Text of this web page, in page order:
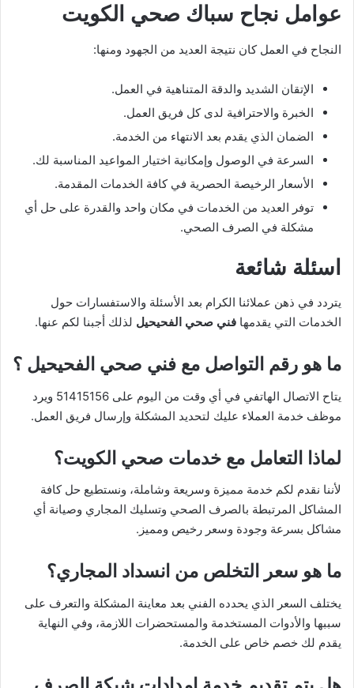
عوامل نجاح سباك صحي الكويت
النجاح في العمل كان نتيجة العديد من الجهود ومنها:
الإتقان الشديد والدقة المتناهية في العمل.
الخبرة والاحترافية لدى كل فريق العمل.
الضمان الذي يقدم بعد الانتهاء من الخدمة.
السرعة في الوصول وإمكانية اختيار المواعيد المناسبة لك.
الأسعار الرخيصة الحصرية في كافة الخدمات المقدمة.
توفر العديد من الخدمات في مكان واحد والقدرة على حل أي
مشكلة في الصرف الصحي.
اسئلة شائعة
يتردد في ذهن عملائنا الكرام بعد الأسئلة والاستفسارات حول
الخدمات التي يقدمها فني صحي الفحيحيل لذلك أجبنا لكم عنها.
ما هو رقم التواصل مع فني صحي الفحيحيل ؟
يتاح الاتصال الهاتفي في أي وقت من اليوم على 51415156 ويرد
موظف خدمة العملاء عليك لتحديد المشكلة وإرسال فريق العمل.
لماذا التعامل مع خدمات صحي الكويت؟
لأننا نقدم لكم خدمة مميزة وسريعة وشاملة، ونستطيع حل كافة
المشاكل المرتبطة بالصرف الصحي وتسليك المجاري وصيانة أي
مشاكل بسرعة وجودة وسعر رخيص ومميز.
ما هو سعر التخلص من انسداد المجاري؟
يختلف السعر الذي يحدده الفني بعد معاينة المشكلة والتعرف على
سببها والأدوات المستخدمة والمستحضرات اللازمة، وفي النهاية
يقدم لك خصم خاص على الخدمة.